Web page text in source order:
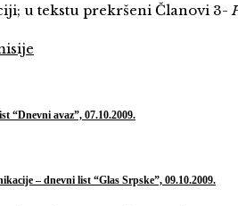
u tekstu prekršeni Članovi 3-
“Dnevni avaz”, 07.10.2009.
– dnevni list “Glas Srpske”, 09.10.2009.